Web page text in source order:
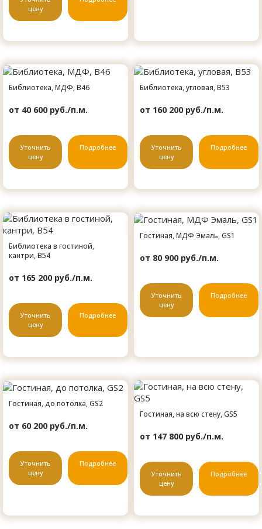
цену
Библиотека, МДФ, B46
от 40 600 руб./п.м.
Уточнить
цену
Подробнее
Библиотека, угловая, B53
от 160 200 руб./п.м.
Уточнить
цену
Подробнее
Библиотека в гостиной,
кантри, B54
от 165 200 руб./п.м.
Уточнить
цену
Подробнее
Гостиная, МДФ Эмаль, GS1
от 80 900 руб./п.м.
Уточнить
цену
Подробнее
Гостиная, до потолка, GS2
от 60 200 руб./п.м.
Уточнить
цену
Подробнее
Гостиная, на всю стену, GS5
от 147 800 руб./п.м.
Уточнить
цену
Подробнее